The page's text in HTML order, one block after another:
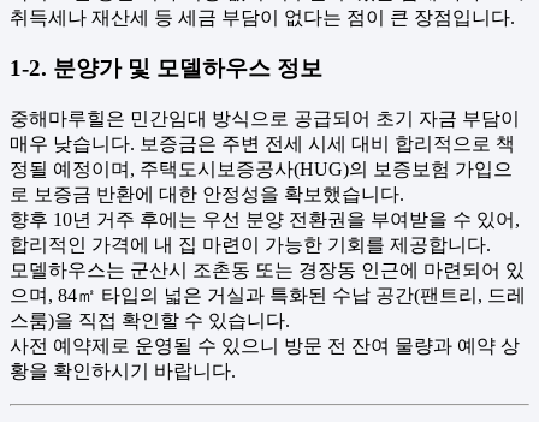
취득세나 재산세 등 세금 부담이 없다는 점이 큰 장점입니다.
1-2. 분양가 및 모델하우스 정보
중해마루힐은 민간임대 방식으로 공급되어 초기 자금 부담이
매우 낮습니다. 보증금은 주변 전세 시세 대비 합리적으로 책
정될 예정이며, 주택도시보증공사(HUG)의 보증보험 가입으
로 보증금 반환에 대한 안정성을 확보했습니다.
향후 10년 거주 후에는 우선 분양 전환권을 부여받을 수 있어,
합리적인 가격에 내 집 마련이 가능한 기회를 제공합니다.
모델하우스는 군산시 조촌동 또는 경장동 인근에 마련되어 있
으며, 84㎡ 타입의 넓은 거실과 특화된 수납 공간(팬트리, 드레
스룸)을 직접 확인할 수 있습니다.
사전 예약제로 운영될 수 있으니 방문 전 잔여 물량과 예약 상
황을 확인하시기 바랍니다.